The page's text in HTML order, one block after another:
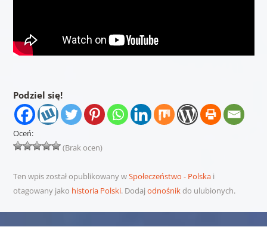
Podziel się!
Oceń:
(Brak ocen)
Ten wpis został opublikowany wSpołeczeństwo - Polskai
otagowany jako historia Polski. Dodaj odnośnikdo ulubionych.